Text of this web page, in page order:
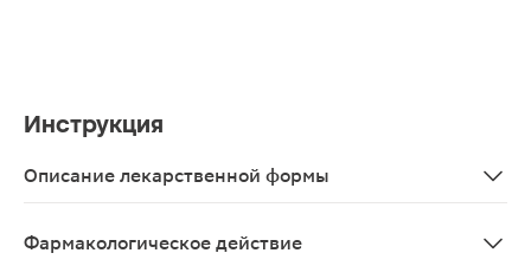
Инструкция
Описание лекарственной формы
Фармакологическое действие